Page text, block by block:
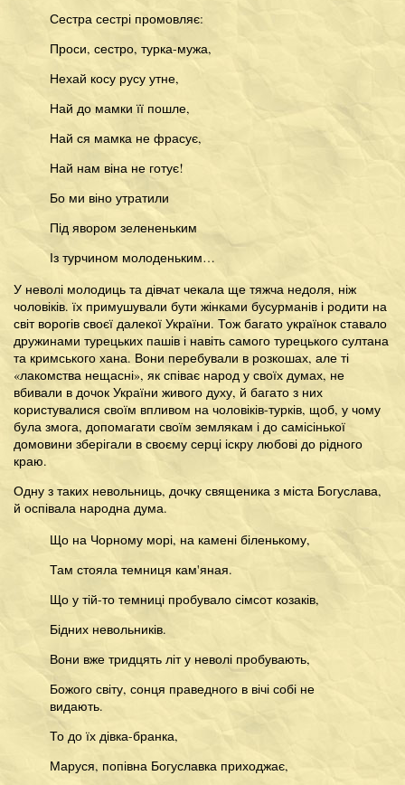
Сестра сестрі промовляє:
Проси, сестро, турка-мужа,
Нехай косу русу утне,
Най до мамки її пошле,
Най ся мамка не фрасує,
Най нам віна не готує!
Бо ми віно утратили
Під явором зелененьким
Із турчином молоденьким…
У неволі молодиць та дівчат чекала ще тяжча недоля, ніж
чоловіків. їх примушували бути жінками бусурманів і родити на
світ ворогів своєї далекої України. Тож багато українок ставало
дружинами турецьких пашів і навіть самого турецького султана
та кримського хана. Вони перебували в розкошах, але ті
«лакомства нещасні», як співає народ у своїх думах, не
вбивали в дочок України живого духу, й багато з них
користувалися своїм впливом на чоловіків-турків, щоб, у чому
була змога, допомагати своїм землякам і до самісінької
домовини зберігали в своєму серці іскру любові до рідного
краю.
Одну з таких невольниць, дочку священика з міста Богуслава,
й оспівала народна дума.
Що на Чорному морі, на камені біленькому,
Там стояла темниця кам'яная.
Що у тій-то темниці пробувало сімсот козаків,
Бідних невольників.
Вони вже тридцять літ у неволі пробувають,
Божого світу, сонця праведного в вічі собі не
видають.
То до їх дівка-бранка,
Маруся, попівна Богуславка приходжає,